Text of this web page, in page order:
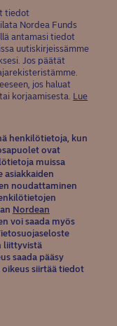
tiedot
Nordea Funds
antamasi tiedot
uutiskirjeissämme
Jos päätät
jos haluat
korjaamisesta. Lue
henkilötietoja, kun
ovat
muissa
asiakkaiden
noudattaminen
Nordean
voi saada myös
liittyvistä
saada pääsy
siirtää tiedot